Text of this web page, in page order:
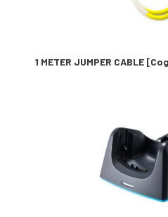
1 METER JUMPER CABLE